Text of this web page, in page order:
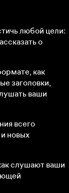
любой цели:
о
как
заголовки,
ваши
всего
и новых
слушают ваши